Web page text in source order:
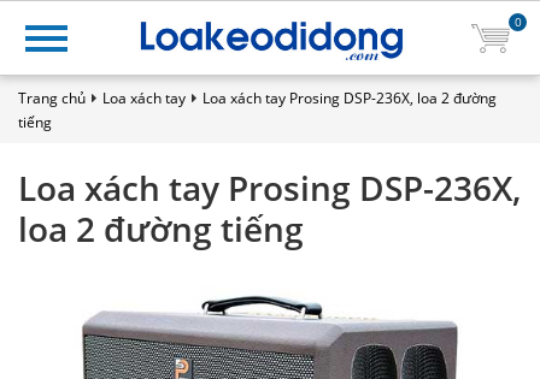
0
Trang chủ Loa xách tay
Loa xách tay Prosing DSP-236X, loa 2 đường
tiếng
Loa xách tay Prosing DSP-236X,
loa 2 đường tiếng